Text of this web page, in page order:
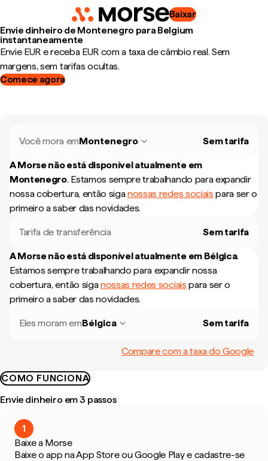
Baixar
Envie dinheiro de Montenegro para Belgium
instantaneamente
Envie EUR e receba EUR com a taxa de câmbio real. Sem
margens, sem tarifas ocultas.
Comece agora
Você mora emMontenegro Sem tarifa
A Morse não está disponível atualmente em
Montenegro. Estamos sempre trabalhando para expandir
nossa cobertura, então siganossas redes sociais para ser o
primeiro a saber das novidades.
Tarifa de transferência Sem tarifa
A Morse não está disponível atualmente em Bélgica.
Estamos sempre trabalhando para expandir nossa
cobertura, então siganossas redes sociais para ser o
primeiro a saber das novidades.
Eles moram emBélgica Sem tarifa
Compare com a taxa do Google
COMO FUNCIONA
Envie dinheiro em 3 passos
1
Baixe a Morse
Baixe o app na App Store ou Google Play e cadastre-se